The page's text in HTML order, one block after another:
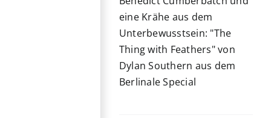
eine Krähe aus dem
Unterbewusstsein: "The
Thing with Feathers" von
Dylan Southern aus dem
Berlinale Special